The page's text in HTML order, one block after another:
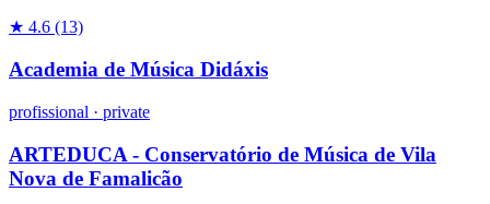
★ 4.6 (13)
Academia de Música Didáxis
profissional · private
ARTEDUCA - Conservatório de Música de Vila
Nova de Famalicão